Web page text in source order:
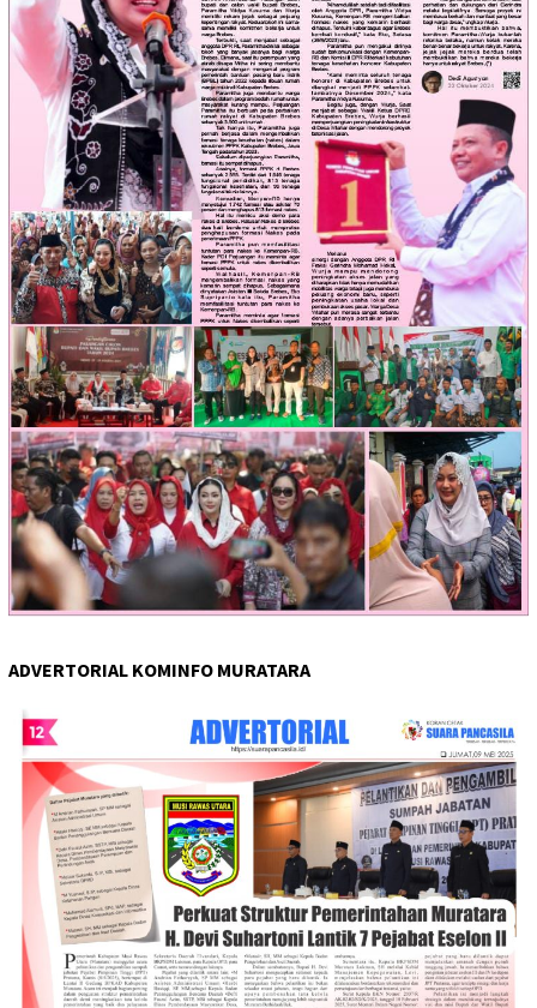
ADVERTORIAL KOMINFO MURATARA